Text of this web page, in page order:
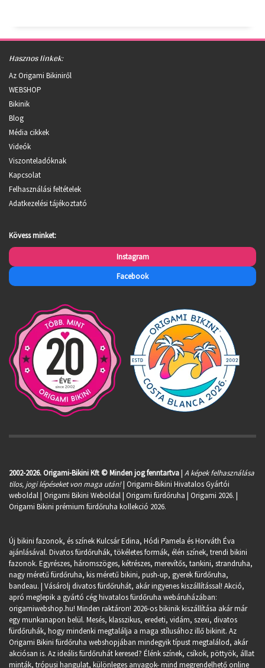
Hasznos linkek:
Az Origami Bikiniről
WEBSHOP
Bikinik
Blog
Média cikkek
Videók
Viszonteladóknak
Kapcsolat
Felhasználási feltételek
Adatkezelési tájékoztató
Kövess minket:
Instagram
Facebook
2002-2026. Origami-Bikini Kft © Minden jog fenntartva| A képek felhasználása
tilos, jogi lépéseket von maga után!| Origami-Bikini Hivatalos Gyártói
weboldal | Origami Bikini Weboldal | Origami fürdőruha | Origami 2026. |
Origami Bikini prémium fürdőruha kollekció 2026.
Új bikini fazonok, és színek Kulcsár Edina, Hódi Pamela és Horváth Éva
ajánlásával. Divatos fürdőruhák, tökéletes formák, élén színek, trendi bikini
fazonok. Egyrészes, háromszöges, kétrészes, merevítős, tankini, strandruha,
nagy méretű fürdőruha, kis méretű bikini, push-up, gyerek fürdőruha,
bandeau. | Vásárolj divatos fürdőruhát, akár ingyenes kiszállítással! Akció,
apró meglepik a gyártó cég hivatalos fürdőruha webáruházában:
origamiwebshop.hu! Minden raktáron! 2026-os bikinik kiszállítása akár már
egy munkanapon belül. Mesés, klasszikus, eredeti, vidám, szexi, divatos
fürdőruhák, hogy mindenki megtalálja a maga stílusához illő bikinit. Az
Origami Bikini fürdőruha webshopjában mindegyik típust megtalálod, akár
akciósan is. Az ideális fürdőruhát keresed? Élénk színek, csíkok, pöttyök, állat
minták, trópusi hangulat, különleges anyagok- mind megrendelhető online